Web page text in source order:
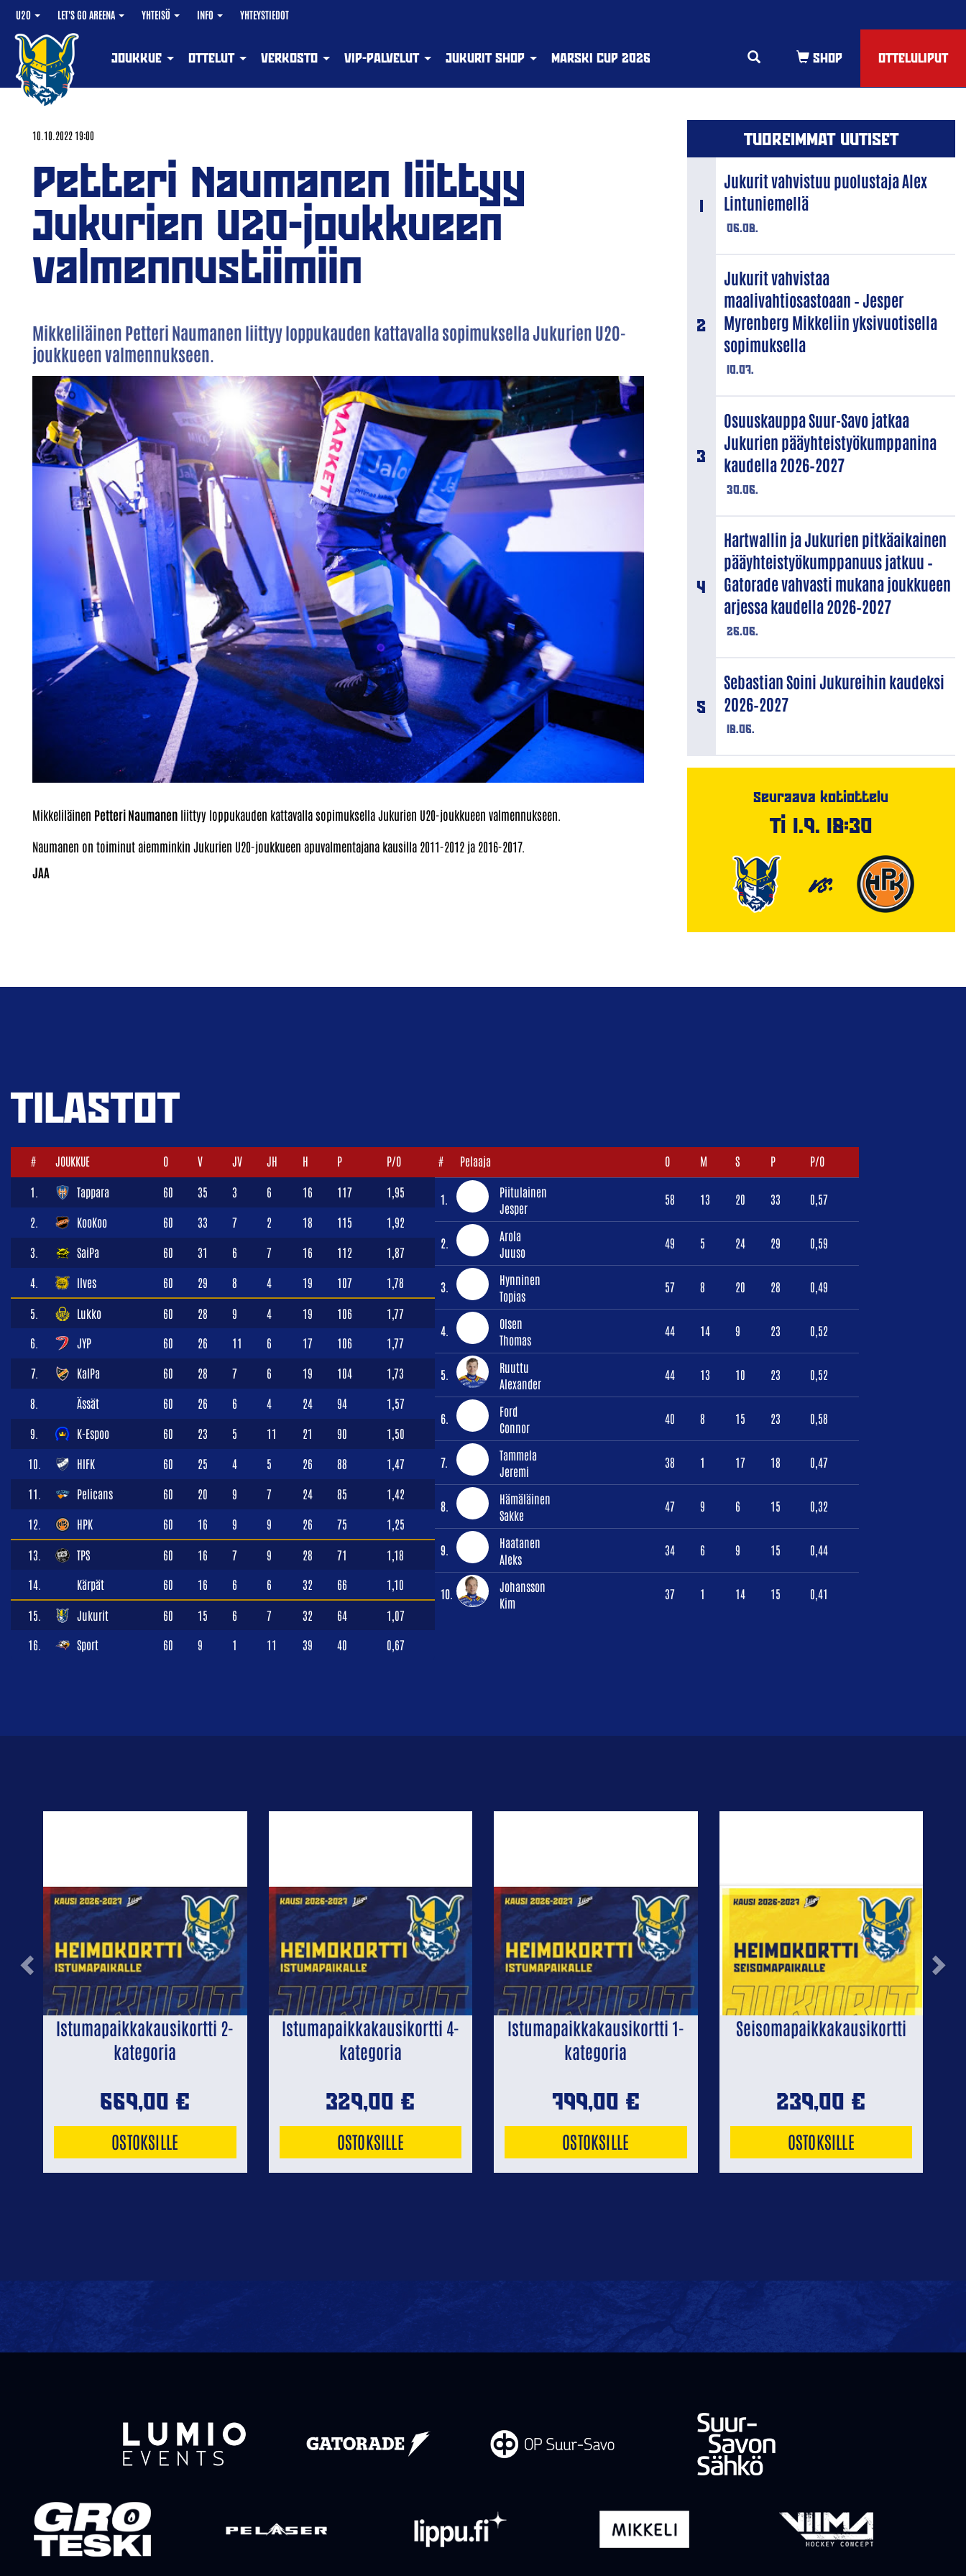
U20 LET'S GO AREENA YHTEISÖ INFO YHTEYSTIEDOT
OTTELULIPUT
JOUKKUE OTTELUT VERKOSTO VIP-PALVELUT JUKURIT SHOP MARSKI CUP 2026
10.10.2022 19:00
Petteri Naumanen liittyy
Jukurien U20-joukkueen
valmennustiimiin
Mikkeliläinen Petteri Naumanen liittyy loppukauden kattavalla sopimuksella Jukurien U20-
joukkueen valmennukseen.
Mikkeliläinen Petteri Naumanen liittyy loppukauden kattavalla sopimuksella Jukurien U20-joukkueen valmennukseen.
Naumanen on toiminut aiemminkin Jukurien U20-joukkueen apuvalmentajana kausilla 2011-2012 ja 2016-2017.
TUOREIMMAT UUTISET
06.08.
Jukurit vahvistuu puolustaja Alex
Lintuniemellä
10.07.
Jukurit vahvistaa
maalivahtiosastoaan – Jesper
Myrenberg Mikkeliin yksivuotisella
sopimuksella
30.06.
Osuuskauppa Suur-Savo jatkaa
Jukurien pääyhteistyökumppanina
kaudella 2026–2027
26.06.
Hartwallin ja Jukurien pitkäaikainen
pääyhteistyökumppanuus jatkuu –
Gatorade vahvasti mukana joukkueen
arjessa kaudella 2026–2027
18.06.
Sebastian Soini Jukureihin kaudeksi
2026–2027
Seuraava kotiottelu
Ti 1.9. 18:30
VS.
TILASTOT
# JOUKKUE O V JV JH H P P/O
1. Tappara 60 35 3 6 16 117 1,95
2. KooKoo 60 33 7 2 18 115 1,92
3. SaiPa 60 31 6 7 16 112 1,87
4. Ilves 60 29 8 4 19 107 1,78
5. Lukko 60 28 9 4 19 106 1,77
6. JYP 60 26 11 6 17 106 1,77
7. KalPa 60 28 7 6 19 104 1,73
8. Ässät 60 26 6 4 24 94 1,57
9. K-Espoo 60 23 5 11 21 90 1,50
10. HIFK 60 25 4 5 26 88 1,47
11. Pelicans 60 20 9 7 24 85 1,42
12. HPK 60 16 9 9 26 75 1,25
13. TPS 60 16 7 9 28 71 1,18
14. Kärpät 60 16 6 6 32 66 1,10
15. Jukurit 60 15 6 7 32 64 1,07
16. Sport 60 9 1 11 39 40 0,67
# Pelaaja O M S P P/O
1.
Piitulainen
Jesper
58 13 20 33 0,57
2.
Arola
Juuso
49 5 24 29 0,59
3.
Hynninen
Topias
57 8 20 28 0,49
4.
Olsen
Thomas
44 14 9 23 0,52
5.
Ruuttu
Alexander
44 13 10 23 0,52
6.
Ford
Connor
40 8 15 23 0,58
7.
Tammela
Jeremi
38 1 17 18 0,47
8.
Hämäläinen
Sakke
47 9 6 15 0,32
9.
Haatanen
Aleks
34 6 9 15 0,44
10.
Johansson
Kim
37 1 14 15 0,41
Istumapaikkakausikortti 2-
kategoria
669,00 €
OSTOKSILLE
Istumapaikkakausikortti 4-
kategoria
329,00 €
OSTOKSILLE
Istumapaikkakausikortti 1-
kategoria
799,00 €
OSTOKSILLE
Seisomapaikkakausikortti
239,00 €
OSTOKSILLE
Previous